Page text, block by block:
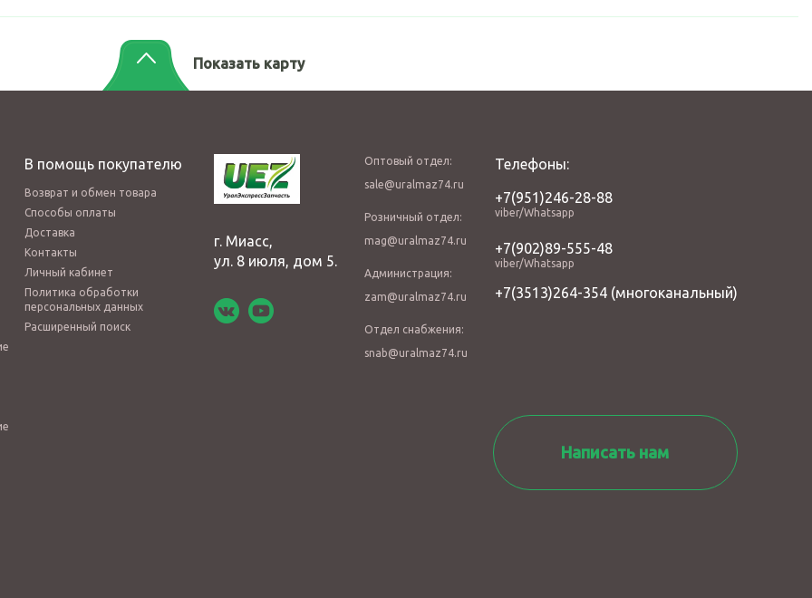
Показать карту
В помощь покупателю
Возврат и обмен товара
Способы оплаты
Доставка
Контакты
Личный кабинет
Политика обработки
персональных данных
Расширенный поиск
г. Миасс,
ул. 8 июля, дом 5.
Оптовый отдел:
sale@uralmaz74.ru
Розничный отдел:
mag@uralmaz74.ru
Администрация:
zam@uralmaz74.ru
Отдел снабжения:
snab@uralmaz74.ru
Телефоны:
+7(951)246-28-88
viber/Whatsapp
+7(902)89-555-48
viber/Whatsapp
+7(3513)264-354(многоканальный)
Написать нам